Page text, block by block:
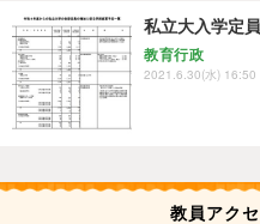
私立大入学定
教育行政
2021.6.30(水) 16:50
教員アク